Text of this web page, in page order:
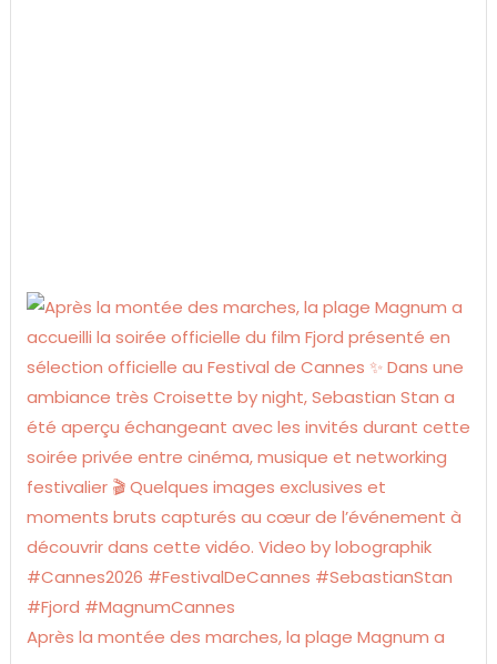
Après la montée des marches, la plage Magnum a